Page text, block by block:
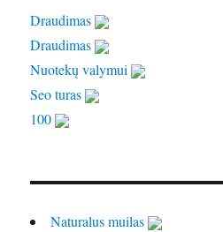
Draudimas
Draudimas
Nuotekų valymui
Seo turas
100
Naturalus muilas